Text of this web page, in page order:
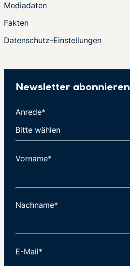
Mediadaten
Fakten
Datenschutz-Einstellungen
Newsletter abonnieren
Anrede*
Vorname*
Nachname*
E-Mail*